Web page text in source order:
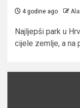
4 godine ago
Najljepši park u
cijele zemlje, a na